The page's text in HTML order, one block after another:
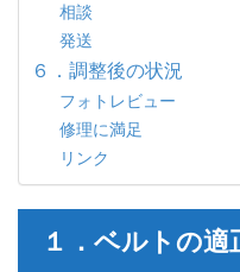
相談
発送
６．調整後の状況
フォトレビュー
修理に満足
リンク
１．ベルトの